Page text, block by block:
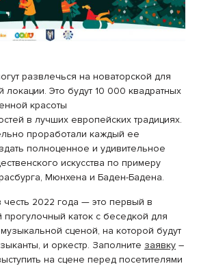
развлечься на новаторской для
Это будут 10 000 квадратных
красоты
в лучших европейских традициях.
проработали каждый ее
полноценное и удивительное
искусства по примеру
Мюнхена и Баден-Бадена.
честь 2022 года — это первый в
каток с беседкой для
сценой, на которой будут
и оркестр. Заполните заявку –
на сцене перед посетителями